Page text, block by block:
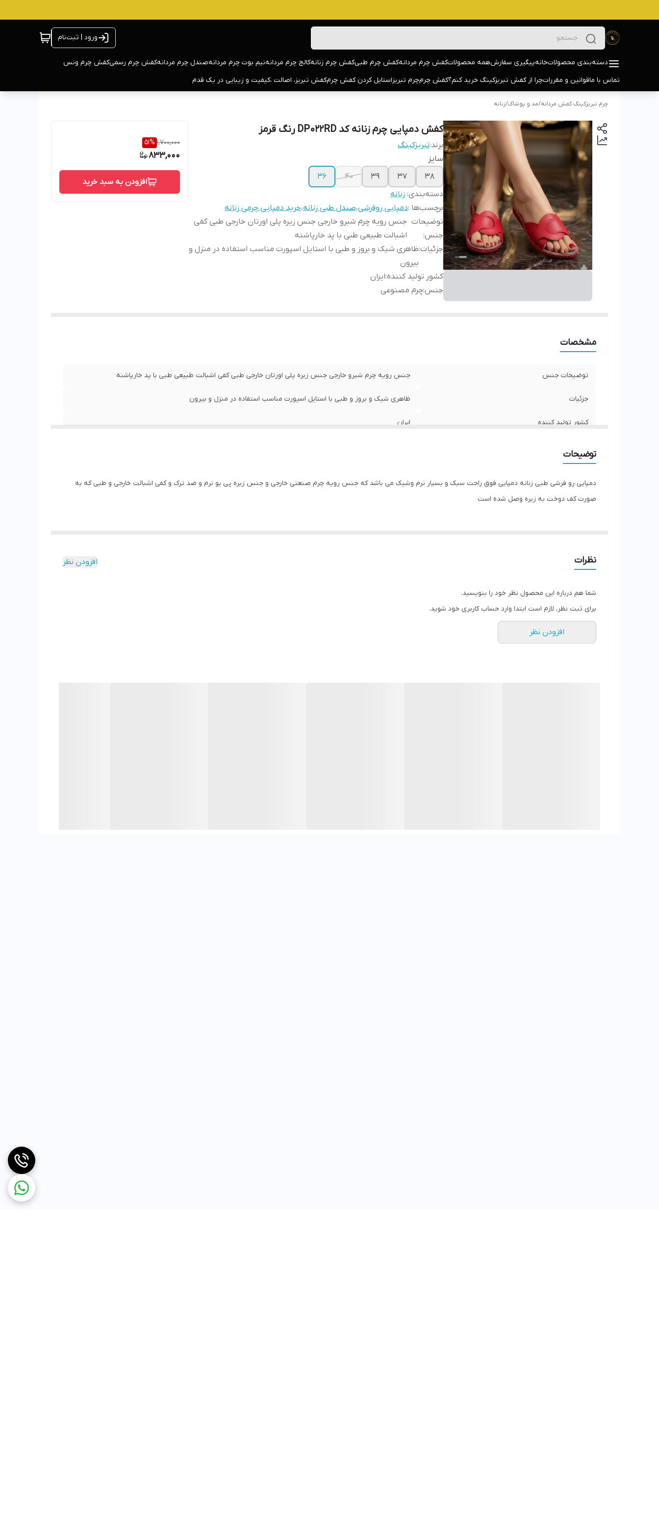
ورود | ثبت‌نام
دسته‌بندی محصولاتخانهپیگیری سفارشهمه محصولاتکفش چرم مردانهکفش چرم طبیکفش چرم زنانهکالج چرم مردانهنیم بوت چرم مردانهصندل چرم مردانهکفش چرم رسمیکفش چرم ونس
تماس با ماقوانین و مقرراتچرا از کفش تبریزکینگ خرید کنم؟کفش چرمچرم تبریزاستایل کردن کفش چرمکفش تبریز، اصالت ،کیفیت و زیبایی در یک قدم
چرم تبریزکینگ کفش مردانه/مد و پوشاک/زنانه
کفش دمپایی چرم زنانه کد DP022RD رنگ قرمز
برند:تبریزکینگ
سایز
38
37
39
40
36
دسته‌بندی: زنانه
برچسب‌ها :دمپایی روفرشی،صندل طبی زنانه،خرید دمپایی چرمی زنانه
توضیحات
جنس:
جنس رویه چرم شبرو خارجی جنس زیره پلی اورتان خارجی طبی کفی
اشبالت طبیعی طبی با پد خارپاشنه
جزئیات:ظاهری شیک و بروز و طبی با استایل اسپورت مناسب استفاده در منزل و
بیرون
کشور تولید کننده:ایران
جنس:چرم مصنوعی
1,700,000
51%
833,000
افزودن به سبد خرید
مشخصات
توضیحات جنس جنس رویه چرم شبرو خارجی جنس زیره پلی اورتان خارجی طبی کفی اشبالت طبیعی طبی با پد خارپاشنه
جزئیات ظاهری شیک و بروز و طبی با استایل اسپورت مناسب استفاده در منزل و بیرون
کشور تولید کننده ایران
توضیحات
دمپایی رو فرشی طبی زنانه دمپایی فوق راحت سبک و بسیار نرم وشیک می باشد که جنس رویه چرم صنعتی خارجی و جنس زیره پی یو نرم و ضد ترک و کفی اشبالت خارجی و طبی که به
صورت کف دوخت به زیره وصل شده است
نظرات افزودن نظر
شما هم درباره این محصول نظر خود را بنویسید.
برای ثبت نظر، لازم است ابتدا وارد حساب کاربری خود شوید.
افزودن نظر